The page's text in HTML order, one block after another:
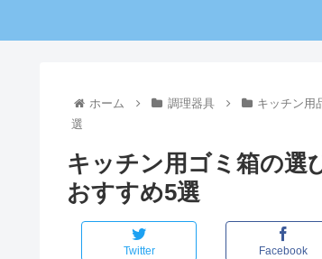
ホーム 調理器具 キッチン用
選
キッチン用ゴミ箱の選
おすすめ5選
Twitter Facebook